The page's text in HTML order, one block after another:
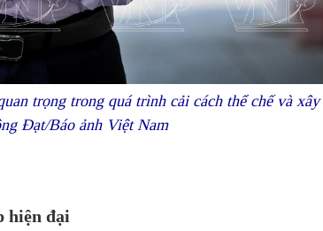
trọng trong quá trình cải cách thể chế và
Đạt/Báo ảnh Việt Nam
hiện đại